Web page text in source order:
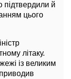
підтвердили й
цього
літаку.
із великим